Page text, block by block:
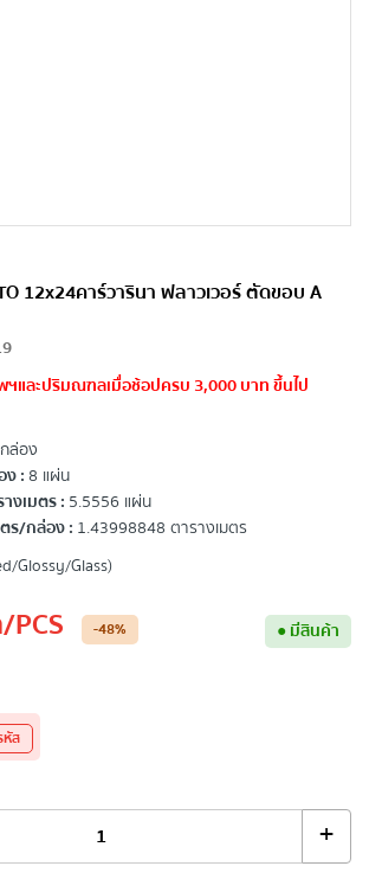
12x24คาร์วารินา ฟลาวเวอร์ ตัดขอบ A
ฯและปริมณฑลเมื่อช้อปครบ 3,000 บาท ขึ้นไป
กล่อง
:8 แผ่น
งเมตร : 5.5556 แผ่น
ร/กล่อง : 1.43998848 ตารางเมตร
Glossy/Glass)
/PCS -48% ●มีสินค้า
หัส
+